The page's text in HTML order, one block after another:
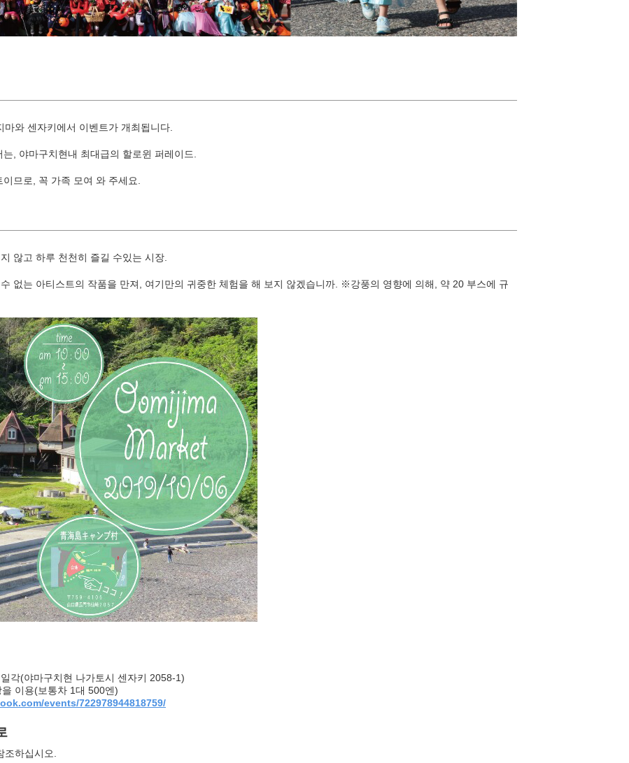
와 센자키에서 이벤트가 개최됩니다.
, 야마구치현내 최대급의 할로윈 퍼레이드.
므로, 꼭 가족 모여 와 주세요.
않고 하루 천천히 즐길 수있는 시장.
없는 아티스트의 작품을 만져, 여기만의 귀중한 체험을 해 보지 않겠습니까. ※강풍의 영향에 의해, 약 20 부스에 규
각(야마구치현 나가토시 센자키 2058-1)
을 이용(보통차 1대 500엔)
events/722978944818759/
조하십시오.